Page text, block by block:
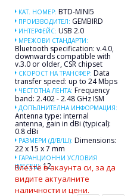
КАТ. НОМЕР: BTD-MINI5
ПРОИЗВОДИТЕЛ: GEMBIRD
ИНТЕРФЕЙС: USB 2.0
МРЕЖОВИ СТАНДАРТИ:
Bluetooth specification: v.4.0,
downwards compatible with
v.3.0 or older, CSR chipset
СКОРОСТ НА ТРАНСФЕР: Data
transfer speed: up to 24 Mbps
ЧЕСТОТНА ЛЕНТА: Frequency
band: 2.402 - 2.48 GHz ISM
ДОПЪЛНИТЕЛНА ИНФОРМАЦИЯ:
Antenna type: internal
antenna, gain in dBi (typical):
0.8 dBi
РАЗМЕРИ (Д/В/Ш): Dimensions:
22 x 15 x 7 mm
ГАРАНЦИОННИ УСЛОВИЯ
(МЕСЕЦ): 12
Влезте в акаунта си, за да
видите актуалните
наличности и цени.